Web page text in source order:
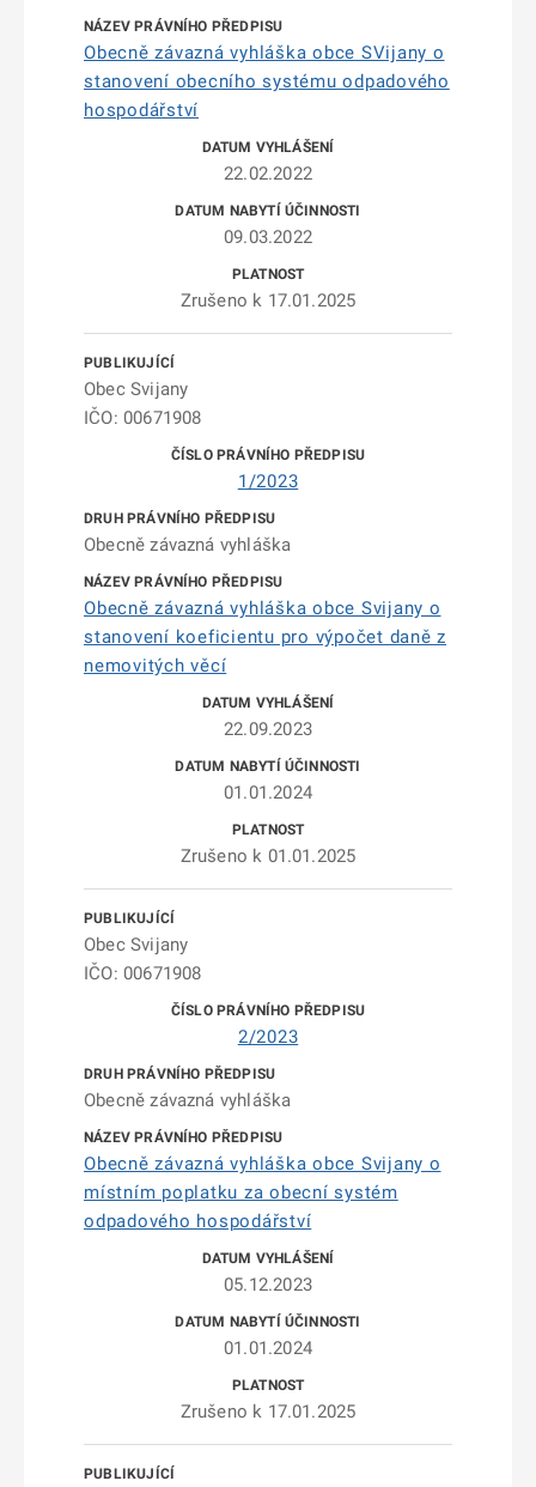
Obecně závazná vyhláška obce SVijany o
stanovení obecního systému odpadového
hospodářství
22.02.2022
09.03.2022
Zrušeno k 17.01.2025
Obec Svijany
IČO: 00671908
1/2023
Obecně závazná vyhláška
Obecně závazná vyhláška obce Svijany o
stanovení koeficientu pro výpočet daně z
nemovitých věcí
22.09.2023
01.01.2024
Zrušeno k 01.01.2025
Obec Svijany
IČO: 00671908
2/2023
Obecně závazná vyhláška
Obecně závazná vyhláška obce Svijany o
místním poplatku za obecní systém
odpadového hospodářství
05.12.2023
01.01.2024
Zrušeno k 17.01.2025